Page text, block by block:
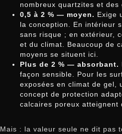
nombreux quartzites et des
0,5 à 2 % — moyen. Exige
la conception. En intérieur
sans risque ; en extérieur,
et du climat. Beaucoup de
moyens se situent ici.
Plus de 2 % — absorbant.
façon sensible. Pour les
exposées en climat de gel,
concept de protection
calcaires poreux atteignent
Mais : la valeur seule ne dit pas